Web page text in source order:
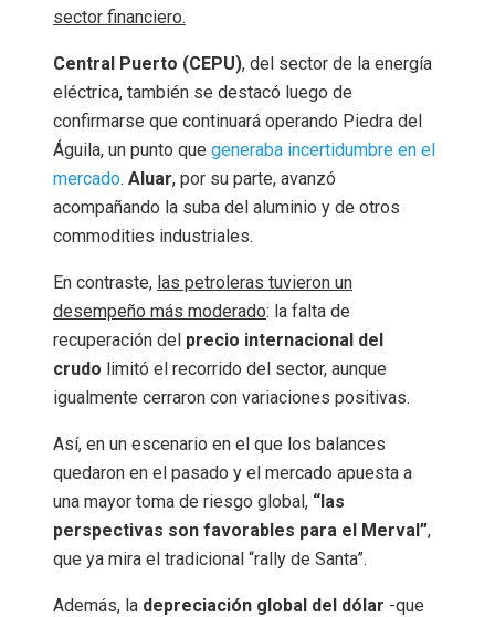
sector financiero.
Central Puerto (CEPU), del sector de la energía
eléctrica, también se destacó luego de
confirmarse que continuará operando Piedra del
Águila, un punto que generaba incertidumbre en el
mercado. Aluar, por su parte, avanzó
acompañando la suba del aluminio y de otros
commodities industriales.
En contraste, las petroleras tuvieron un
desempeño más moderado: la falta de
recuperación del precio internacional del
crudo limitó el recorrido del sector, aunque
igualmente cerraron con variaciones positivas.
Así, en un escenario en el que los balances
quedaron en el pasado y el mercado apuesta a
una mayor toma de riesgo global, “las
perspectivas son favorables para el Merval”,
que ya mira el tradicional “rally de Santa”.
Además, la depreciación global del dólar -que